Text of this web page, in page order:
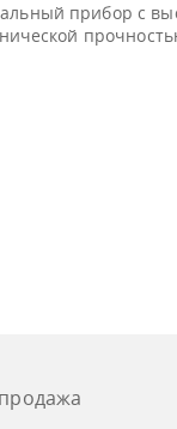
прибор с